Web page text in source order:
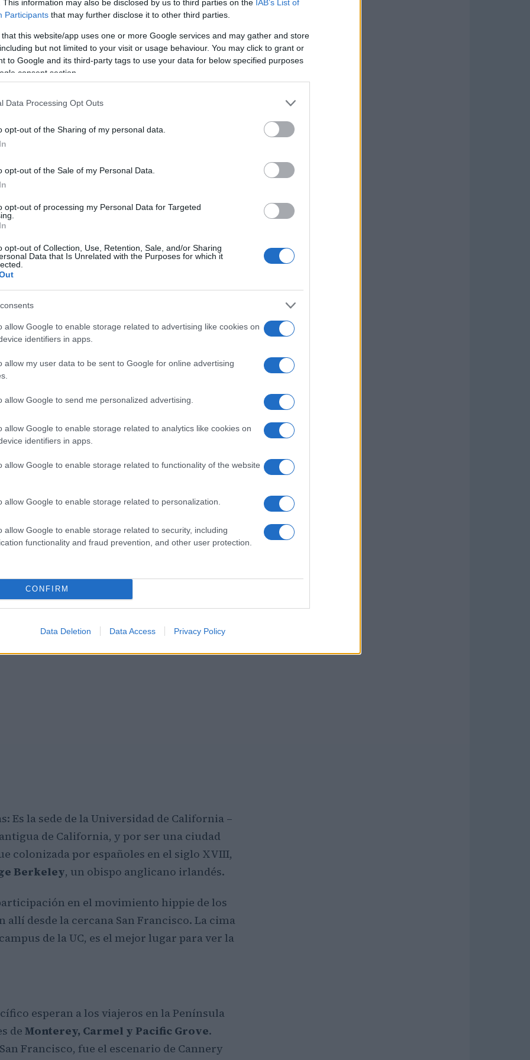
This information may also be disclosed by us to third parties on the IAB’s List of
Participants that may further disclose it to other third parties.
that this website/app uses one or more Google services and may gather and store
but not limited to your visit or usage behaviour. You may click to grant or
to Google and its third-party tags to use your data for below specified purposes
consent section.
Data Processing Opt Outs
opt-out of the Sharing of my personal data.
opt-out of the Sale of my Personal Data.
opt-out of processing my Personal Data for Targeted
opt-out of Collection, Use, Retention, Sale, and/or Sharing
Data that Is Unrelated with the Purposes for which it
allow Google to enable storage related to advertising like cookies on
identifiers in apps.
allow my user data to be sent to Google for online advertising
allow Google to send me personalized advertising.
allow Google to enable storage related to analytics like cookies on
identifiers in apps.
allow Google to enable storage related to functionality of the website
allow Google to enable storage related to personalization.
allow Google to enable storage related to security, including
functionality and fraud prevention, and other user protection.
CONFIRM
Data Deletion Data Access Privacy Policy
visitantes que se aventuran a realizar una
de viñedos, pintorescos pueblos,
fácilmente accesibles en un par de horas
sur de
para los visitantes que buscan un poco de
lado y el océano Pacífico al otro. Su centro
con playas y parques accesibles también
en dos campos.
atrae a cientos de miles de personas. Visite
cultivados localmente, como
Es la sede de la Universidad de California –
de California, y por ser una ciudad
colonizada por españoles en el siglo XVIII,
Berkeley, un obispo anglicano irlandés.
en el movimiento hippie de los
allí desde la cercana San Francisco. La cima
de la UC, es el mejor lugar para ver la
esperan a los viajeros en la Península
de Monterey, Carmel y Pacific Grove.
Francisco, fue el escenario de Cannery